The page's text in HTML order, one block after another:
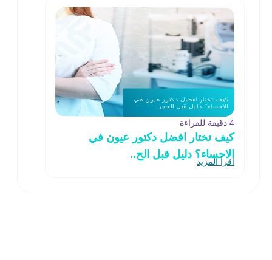
4 دقيقة للقراءة
كيف تختار افضل دكتور عيون في
الاحساء؟ دليل قبل الح..
اقرأ المزيد